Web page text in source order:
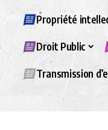
Propriété
Droit Public
Transmission